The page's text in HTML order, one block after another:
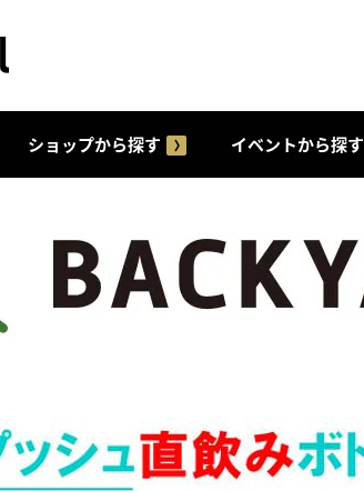
ショップから探す イベントから探す